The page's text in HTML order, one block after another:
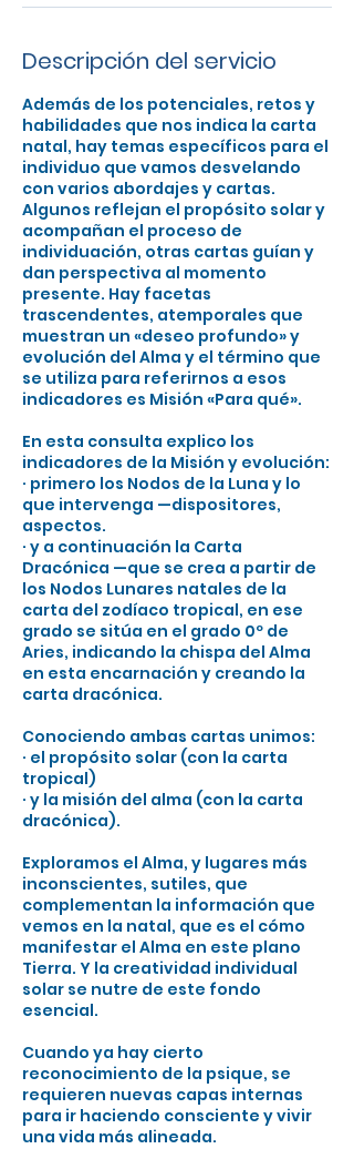
Descripción del servicio
Además de los potenciales, retos y
habilidades que nos indica la carta
natal, hay temas específicos para el
individuo que vamos desvelando
con varios abordajes y cartas.
Algunos reflejan el propósito solar y
acompañan el proceso de
individuación, otras cartas guían y
dan perspectiva al momento
presente. Hay facetas
trascendentes, atemporales que
muestran un «deseo profundo» y
evolución del Alma y el término que
se utiliza para referirnos a esos
indicadores es Misión «Para qué».
En esta consulta explico los
indicadores de la Misión y evolución:
· primero los Nodos de la Luna y lo
que intervenga —dispositores,
aspectos.
· y a continuación la Carta
Dracónica —que se crea a partir de
los Nodos Lunares natales de la
carta del zodíaco tropical, en ese
grado se sitúa en el grado 0º de
Aries, indicando la chispa del Alma
en esta encarnación y creando la
carta dracónica.
Conociendo ambas cartas unimos:
· el propósito solar (con la carta
tropical)
· y la misión del alma (con la carta
dracónica).
Exploramos el Alma, y lugares más
inconscientes, sutiles, que
complementan la información que
vemos en la natal, que es el cómo
manifestar el Alma en este plano
Tierra. Y la creatividad individual
solar se nutre de este fondo
esencial.
Cuando ya hay cierto
reconocimiento de la psique, se
requieren nuevas capas internas
para ir haciendo consciente y vivir
una vida más alineada.